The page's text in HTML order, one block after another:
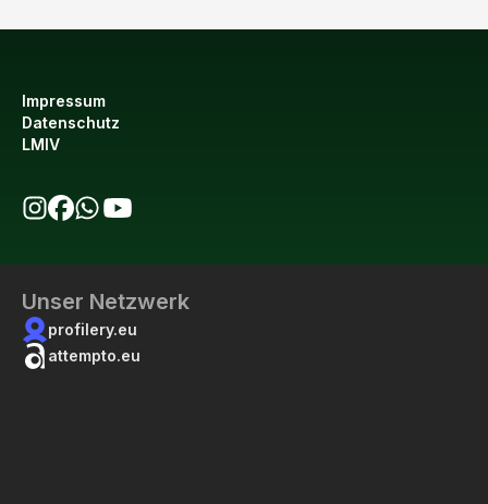
Impressum
Datenschutz
LMIV
Unser Netzwerk
profilery.eu
attempto.eu